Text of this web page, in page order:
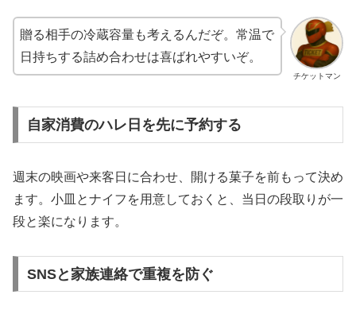
チケットマン
贈る相手の冷蔵容量も考えるんだぞ。常温で
日持ちする詰め合わせは喜ばれやすいぞ。
自家消費のハレ日を先に予約する
週末の映画や来客日に合わせ、開ける菓子を前もって決め
ます。小皿とナイフを用意しておくと、当日の段取りが一
段と楽になります。
SNSと家族連絡で重複を防ぐ